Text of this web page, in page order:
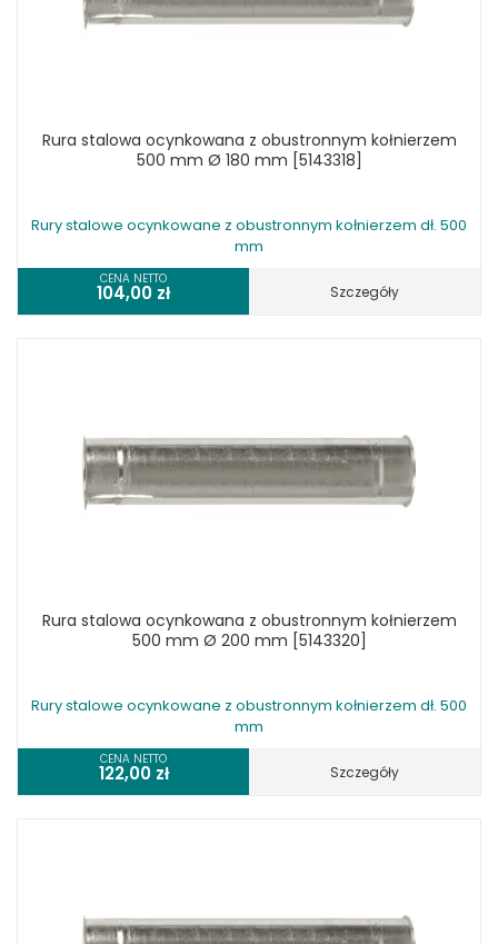
Rura stalowa ocynkowana z obustronnym kołnierzem
500 mm Ø 180 mm [5143318]
Rury stalowe ocynkowane z obustronnym kołnierzem dł. 500
mm
CENA NETTO
104,00 zł Szczegóły
Rura stalowa ocynkowana z obustronnym kołnierzem
500 mm Ø 200 mm [5143320]
Rury stalowe ocynkowane z obustronnym kołnierzem dł. 500
mm
CENA NETTO
122,00 zł Szczegóły